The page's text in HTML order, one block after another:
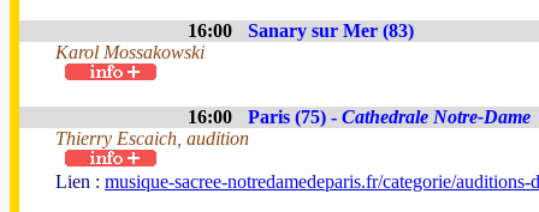
16:00
Sanary sur Mer (83)
Karol Mossakowski
16:00 Paris (75) - Cathedrale Notre-Dame
Thierry Escaich, audition
Lien : musique-sacree-notredamedeparis.fr/categorie/